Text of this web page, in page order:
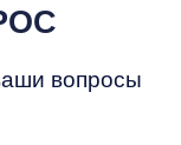
вопросы